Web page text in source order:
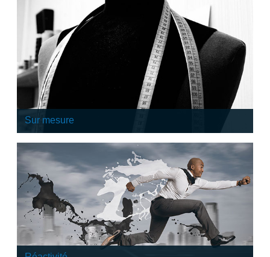
Sur mesure
nous auditons systématiquement un référent technique
sur les futurs participants. Nous validons, avec lui, les
prérequis de la formation et proposons en
conséquence un programme personnalisé.